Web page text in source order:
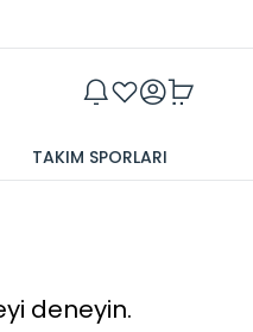
TAKIM SPORLARI
deneyin.